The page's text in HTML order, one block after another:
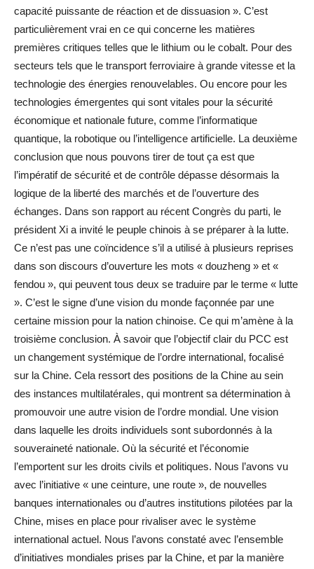
capacité puissante de réaction et de dissuasion ». C’est
particulièrement vrai en ce qui concerne les matières
premières critiques telles que le lithium ou le cobalt. Pour des
secteurs tels que le transport ferroviaire à grande vitesse et la
technologie des énergies renouvelables. Ou encore pour les
technologies émergentes qui sont vitales pour la sécurité
économique et nationale future, comme l’informatique
quantique, la robotique ou l’intelligence artificielle. La deuxième
conclusion que nous pouvons tirer de tout ça est que
l’impératif de sécurité et de contrôle dépasse désormais la
logique de la liberté des marchés et de l’ouverture des
échanges. Dans son rapport au récent Congrès du parti, le
président Xi a invité le peuple chinois à se préparer à la lutte.
Ce n’est pas une coïncidence s’il a utilisé à plusieurs reprises
dans son discours d’ouverture les mots « douzheng » et «
fendou », qui peuvent tous deux se traduire par le terme « lutte
». C’est le signe d’une vision du monde façonnée par une
certaine mission pour la nation chinoise. Ce qui m’amène à la
troisième conclusion. À savoir que l’objectif clair du PCC est
un changement systémique de l’ordre international, focalisé
sur la Chine. Cela ressort des positions de la Chine au sein
des instances multilatérales, qui montrent sa détermination à
promouvoir une autre vision de l’ordre mondial. Une vision
dans laquelle les droits individuels sont subordonnés à la
souveraineté nationale. Où la sécurité et l’économie
l’emportent sur les droits civils et politiques. Nous l’avons vu
avec l’initiative « une ceinture, une route », de nouvelles
banques internationales ou d’autres institutions pilotées par la
Chine, mises en place pour rivaliser avec le système
international actuel. Nous l’avons constaté avec l’ensemble
d’initiatives mondiales prises par la Chine, et par la manière